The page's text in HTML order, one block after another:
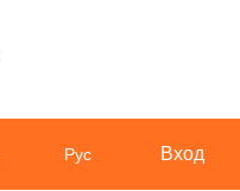
Рус Вход